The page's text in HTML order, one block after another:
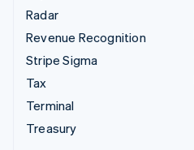
Radar
Revenue Recognition
Stripe Sigma
Tax
Terminal
Treasury